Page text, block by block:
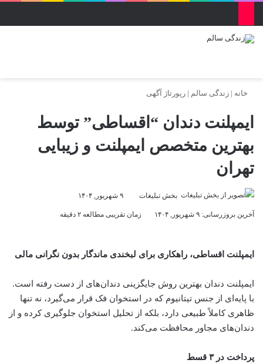
خانه | زندگی سالم | رپورتاژ آگهی
ایمپلنت دندان “اقساطی” توسط
بهترین متخصص ایمپلنت و زیبایی
تهران
بخش تبلیغات ۹ شهریور, ۱۴۰۴
آخرین بروزرسانی: ۹ شهریور, ۱۴۰۴ زمان تقریبی مطالعه ۲ دقیقه
ایمپلنت اقساطی، راهکاری برای لبخندی ماندگار بدون نگرانی مالی
ایمپلنت دندان بهترین روش جایگزینی دندان‌های از دست رفته است.
با پایه‌ای از جنس تیتانیوم که در استخوان فک قرار می‌گیرد، نه تنها
ظاهری کاملاً طبیعی دارد، بلکه از تحلیل استخوان جلوگیری کرده و از
دندان‌های مجاور محافظت می‌کند.
پرداخت در ۳ قسط